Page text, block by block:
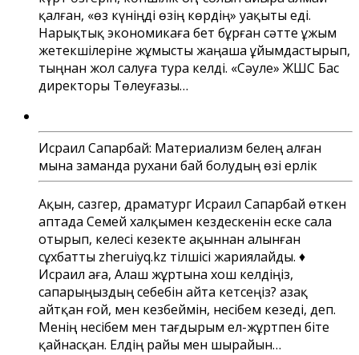
қалған, «өз күніңді өзің көрдің» уақыты еді.
Нарықтық экономикаға бет бұрған сәтте ұжым
жетекшілеріне жұмысты жаңаша ұйымдастырып,
тыңнан жол салуға тура келді. «Сәуле» ЖШС Бас
директоры Төлеуғазы…
Исраил Сапарбай: Материализм белең алған
мына заманда рухани бай болудың өзі ерлік
Ақын, сазгер, драматург Исраил Сапарбай өткен
аптада Семей халқымен кездескенін еске сала
отырып, келесі кезекте ақыннан алынған
сұхбатты zheruiyq.kz тілшісі жариялайды. ♦
Исраил аға, Алаш жұртына хош келдіңіз,
сапарыңыздың себебін айта кетсеңіз? Қазақ
айтқан ғой, мен кезбеймін, несібем кезеді, деп.
Менің несібем мен тағдырым ел-жұртпен біте
қайнасқан. Елдің райы мен шырайын…